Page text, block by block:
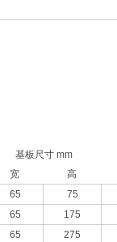
基板尺寸 mm
宽
高
65 75
65 175
65 275